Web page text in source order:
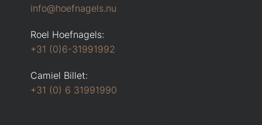
info@hoefnagels.nu
Roel Hoefnagels:
+31 (0)6-31991992
Camiel Billet:
+31 (0) 6 31991990